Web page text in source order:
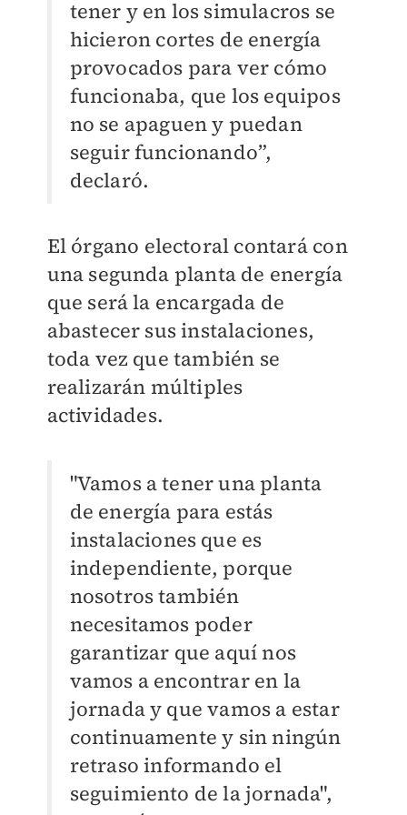
tener y en los simulacros se
hicieron cortes de energía
provocados para ver cómo
funcionaba, que los equipos
no se apaguen y puedan
seguir funcionando”,
declaró.
El órgano electoral contará con
una segunda planta de energía
que será la encargada de
abastecer sus instalaciones,
toda vez que también se
realizarán múltiples
actividades.
"Vamos a tener una planta
de energía para estás
instalaciones que es
independiente, porque
nosotros también
necesitamos poder
garantizar que aquí nos
vamos a encontrar en la
jornada y que vamos a estar
continuamente y sin ningún
retraso informando el
seguimiento de la jornada",